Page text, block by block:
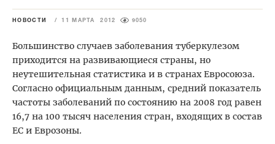
НОВОСТИ / 11 МАРТА 2012 9050
Большинство случаев заболевания туберкулезом
приходится на развивающиеся страны, но
неутешительная статистика и в странах Евросоюза.
Согласно официальным данным, средний показатель
частоты заболеваний по состоянию на 2008 год равен
16,7 на 100 тысяч населения стран, входящих в состав
ЕС и Еврозоны.